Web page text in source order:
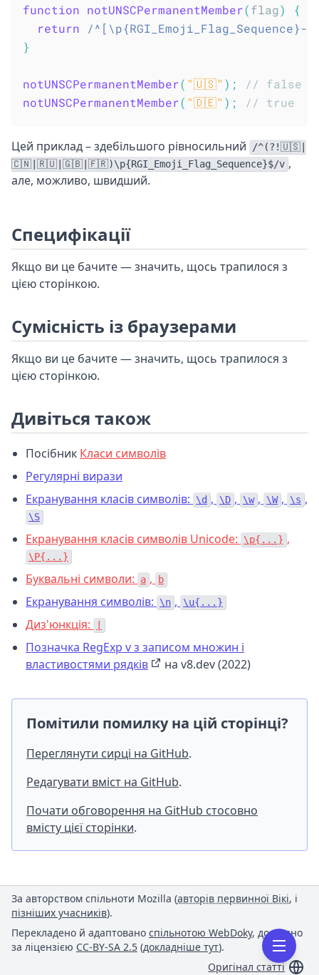
function notUNSCPermanentMember(flag)
{
return
/
}
notUNSCPermanentMember( "🇺🇸" ) ;
// false
notUNSCPermanentMember( "🇩🇪" ) ; // true
Цей приклад – здебільшого рівносильний
/^(?!🇺🇸|
🇨🇳|🇷🇺|🇬🇧|🇫🇷)\p{RGI_Emoji_Flag_Sequence}$/v ,
але, можливо, швидший.
Специфікації
Якщо ви це бачите — значить, щось трапилося з
цією сторінкою.
Сумісність із браузерами
Якщо ви це бачите — значить, щось трапилося з
цією сторінкою.
Дивіться також
Посібник Класи символів
Регулярні вирази
Екранування класів символів:
\d , \D , \w , \W , \s ,
\S
Екранування класів символів Unicode: \p{...} ,
\P{...}
Буквальні символи: a , b
Екранування символів: \n , \u{...}
Диз'юнкція:
Позначка RegExp v з записом множин і
властивостями рядків
на v8.dev (2022)
Помітили помилку на цій сторінці?
Переглянути сирці на GitHub.
Редагувати вміст на GitHub.
Почати обговорення на GitHub стосовно
вмісту цієї сторінки.
За авторством спільноти Mozilla (авторів первинної Вікі, і
пізніших учасників).
Перекладено й адаптовано спільнотою WebDoky, доступно
за ліцензією CC-BY-SA 2.5 (докладніше тут).
Оригінал статті